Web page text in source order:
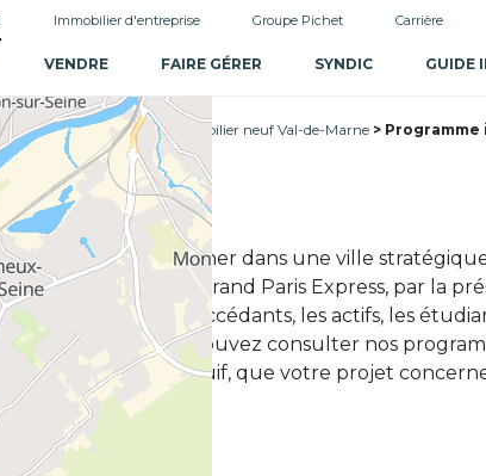
Immobilier d'entreprise Groupe Pichet Carrière
VENDRE FAIRE GÉRER SYNDIC GUIDE
France Programme immobilier neuf Val-de-Marne
de se positionner dans une ville
lignes 14 et 15 du Grand Paris Express, par la
attire les primo-accédants, les actifs, les
proches, vous pouvez consulter nos
neuf à Villejuif, que votre projet